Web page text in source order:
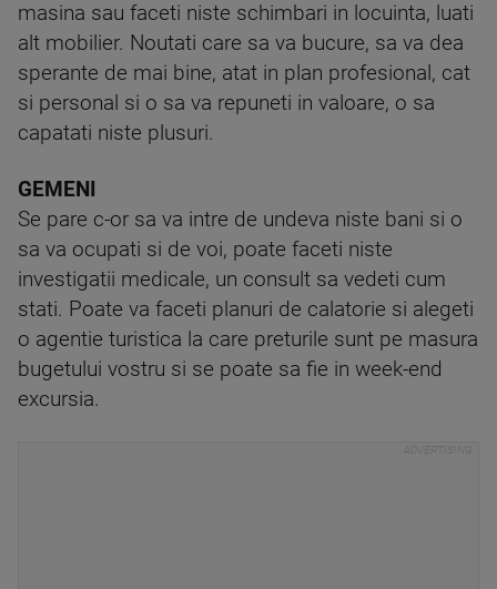
masina sau faceti niste schimbari in locuinta, luati
alt mobilier. Noutati care sa va bucure, sa va dea
sperante de mai bine, atat in plan profesional, cat
si personal si o sa va repuneti in valoare, o sa
capatati niste plusuri.
GEMENI
Se pare c-or sa va intre de undeva niste bani si o
sa va ocupati si de voi, poate faceti niste
investigatii medicale, un consult sa vedeti cum
stati. Poate va faceti planuri de calatorie si alegeti
o agentie turistica la care preturile sunt pe masura
bugetului vostru si se poate sa fie in week-end
excursia.